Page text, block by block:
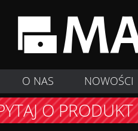
O NAS NOWOŚCI
O PRODUKT